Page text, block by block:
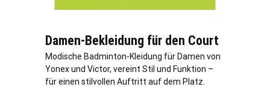
Damen-Bekleidung für den Court
Modische Badminton-Kleidung für Damen von
Yonex und Victor, vereint Stil und Funktion –
für einen stilvollen Auftritt auf dem Platz.